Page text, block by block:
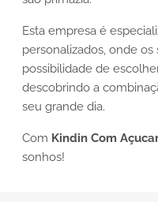
Esta empresa é
personalizados, onde
possibilidade de
descobrindo a
seu grande dia.
Com Kindin Com
sonhos!